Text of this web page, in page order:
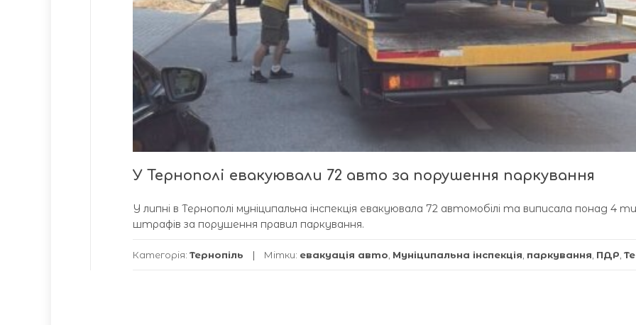
У Тернополі евакуювали 72 авто за порушення паркування
У липні в Тернополі муніципальна інспекція евакуювала 72 автомобілі та виписала понад 4
штрафів за порушення правил паркування.
Категорія: Тернопіль Мітки: евакуація авто Муніципальна інспекція паркування ПДР